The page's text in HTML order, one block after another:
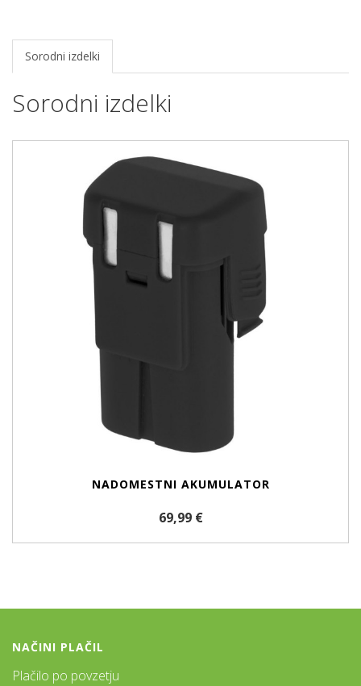
Sorodni izdelki
Sorodni izdelki
NADOMESTNI AKUMULATOR
69,99 €
NAČINI PLAČIL
Plačilo po povzetju